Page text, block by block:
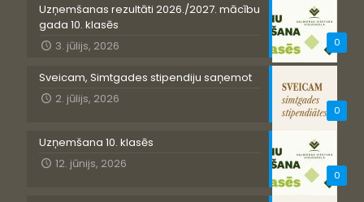
0
Uzņemšanas rezultāti 2026./2027. mācību
gada 10. klasēs
3. jūlijs, 2026
0
Sveicam, Simtgades stipendiju saņemot
2. jūlijs, 2026
0
Uzņemšana 10. klasēs
12. jūnijs, 2026